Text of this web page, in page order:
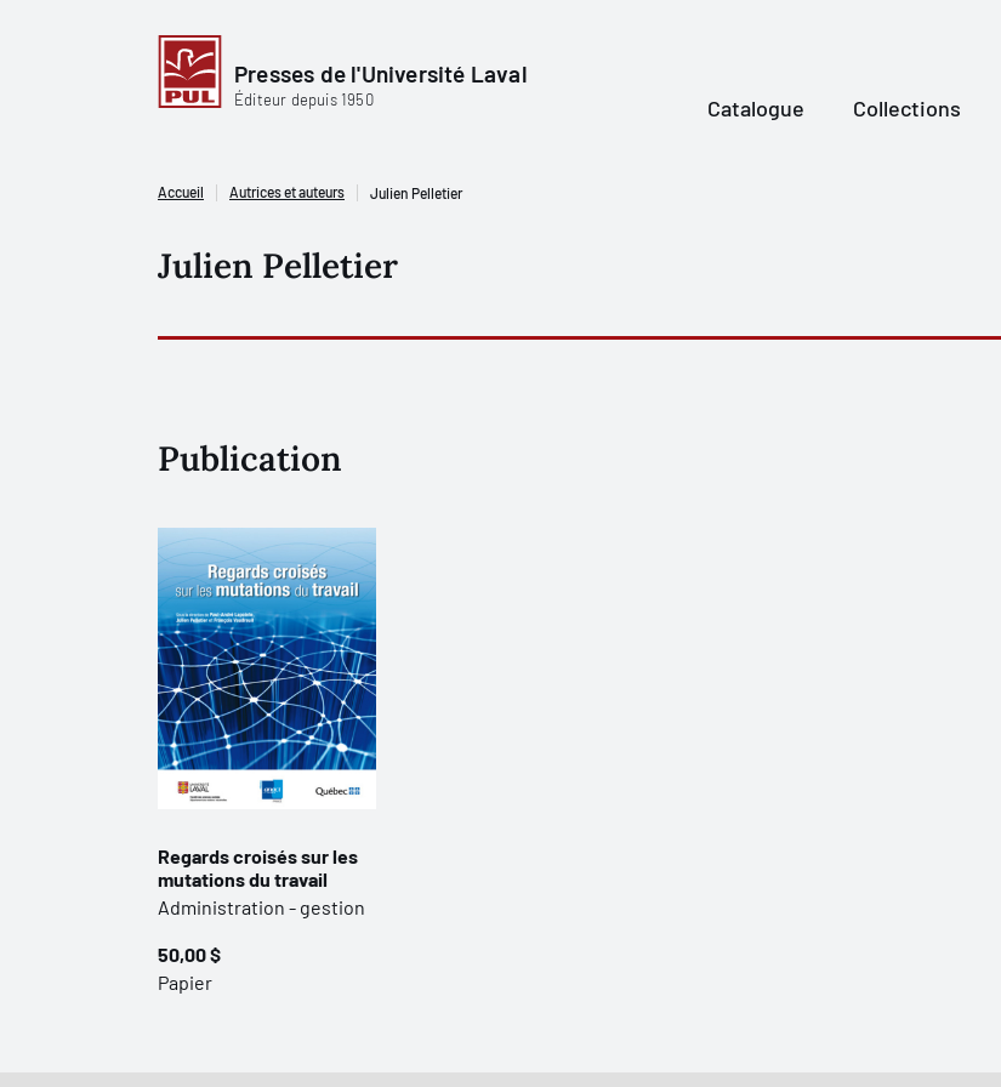
Presses de l'Université Laval
Éditeur depuis 1950 Catalogue Collections
Accueil Autrices et auteurs Julien Pelletier
Julien Pelletier
Publication
Regards croisés sur les
mutations du travail
Administration - gestion
50,00 $
Papier